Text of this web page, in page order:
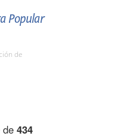
Popular
de
de 434